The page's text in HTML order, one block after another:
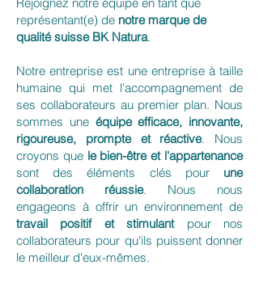
représentant(e) de notre marque de
qualité suisse BK Natura.
Notre entreprise est une entreprise à taille
humaine qui met l'accompagnement de
ses collaborateurs au premier plan. Nous
sommes une équipe efficace, innovante,
rigoureuse, prompte et réactive. Nous
croyons que le bien-être et l'appartenance
sont des éléments clés pour une
collaboration réussie. Nous nous
engageons à offrir un environnement de
travail positif et stimulantpour nos
collaborateurs pour qu'ils puissent donner
le meilleur d'eux-mêmes.